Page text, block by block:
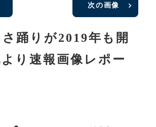
次の画像
踊りが2019年も開
り速報画像レポー